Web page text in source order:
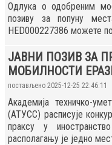
Одлука о одобреним
позиву за попуну
HED000227386 можете
ЈАВНИ ПОЗИВ ЗА
МОБИЛНОСТИ
постављено 2025-12-25 22:46:11
Академија техничко-
(АТУСС) расписује
праксу у
располагању је једно